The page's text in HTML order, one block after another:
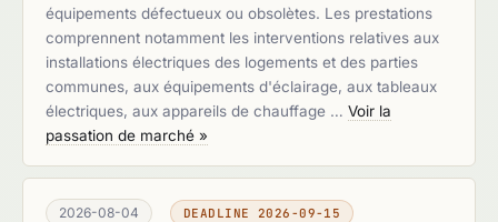
équipements défectueux ou obsolètes. Les prestations
comprennent notamment les interventions relatives aux
installations électriques des logements et des parties
communes, aux équipements d'éclairage, aux tableaux
électriques, aux appareils de chauffage … Voir la
passation de marché »
2026-08-04 DEADLINE 2026-09-15